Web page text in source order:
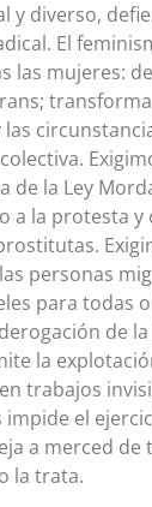
y diverso,
El
las mujeres:
de la Ley
a la protesta y
personas
para todas
de la
la
trabajos
el
a merced de
la trata.